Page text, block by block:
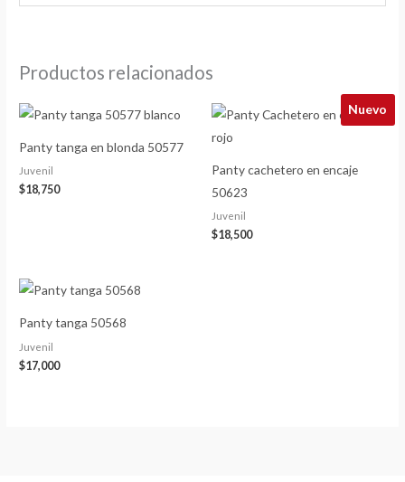
Productos relacionados
Panty tanga en blonda 50577
Juvenil
$18,750
Nuevo
Panty cachetero en encaje
50623
Juvenil
$18,500
Panty tanga 50568
Juvenil
$17,000